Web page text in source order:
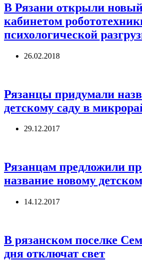
В Рязани открыли новый
кабинетом
психологической
26.02.2018
Рязанцы придумали
детскому саду в
29.12.2017
Рязанцам предложили
название новому
14.12.2017
В рязанском поселке
дня отключат свет